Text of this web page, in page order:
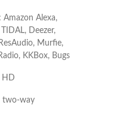
Alexa,
Deezer,
Murfie,
KKBox, Bugs
HD
two-way